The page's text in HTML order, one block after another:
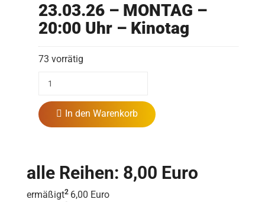
23.03.26 – MONTAG –
20:00 Uhr – Kinotag
73 vorrätig
In den Warenkorb
alle Reihen: 8,00 Euro
ermäßigt2 6,00 Euro